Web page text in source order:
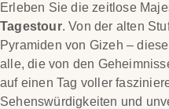
Erleben Sie die zeitlose
Tagestour. Von der alten
Pyramiden von Gizeh –
alle, die von den
auf einen Tag voller
Sehenswürdigkeiten und